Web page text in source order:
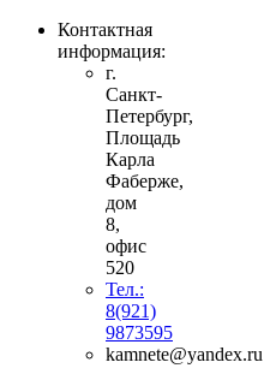
Контактная
информация:
г.
Санкт-
Петербург,
Площадь
Карла
Фаберже,
дом
8,
офис
520
Тел.:
8(921)
9873595
kamnete@yandex.ru